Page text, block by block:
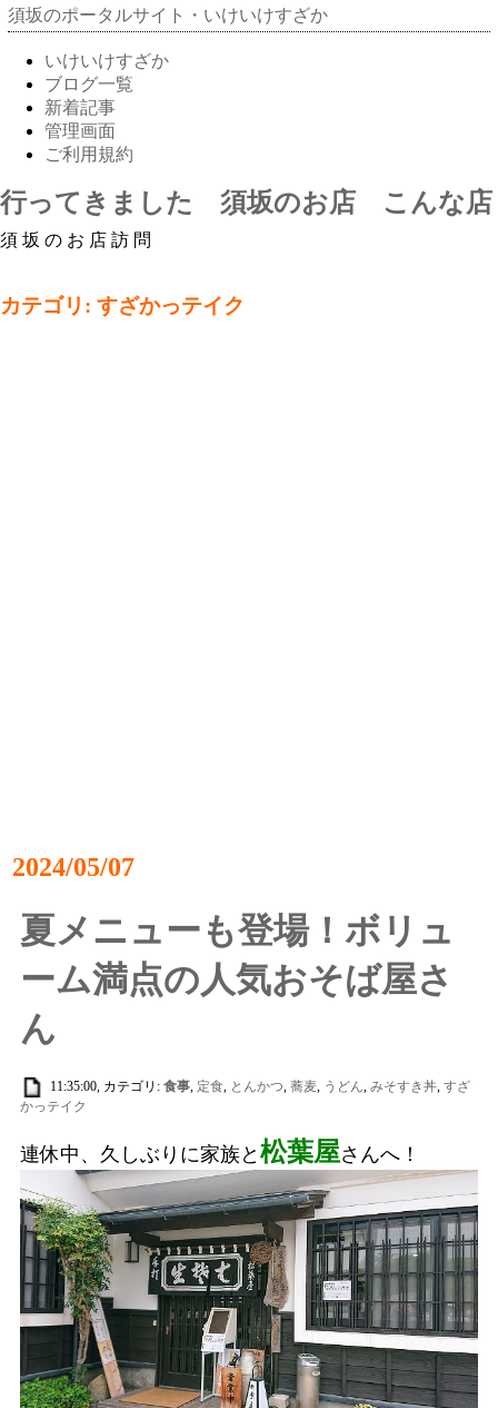
須坂のポータルサイト・いけいけすざか
いけいけすざか
ブログ一覧
新着記事
管理画面
ご利用規約
行ってきました 須坂のお店 こんな店
須坂のお店訪問
カテゴリ: すざかっテイク
2024/05/07
夏メニューも登場！ボリュ
ーム満点の人気おそば屋さ
ん
11:35:00, カテゴリ:食事, 定食, とんかつ,蕎麦, うどん,みそすき丼,すざ
かっテイク
連休中、久しぶりに家族と松葉屋さんへ！